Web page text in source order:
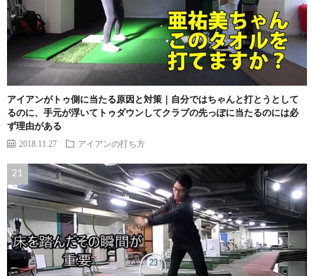
アイアンがトゥ側に当たる原因と対策｜自分ではちゃんと打とうとして
るのに、手元が浮いてトゥダウンしてクラブの先っぽに当たるのには必
ず理由がある
2018.11.27 アイアンの打ち方